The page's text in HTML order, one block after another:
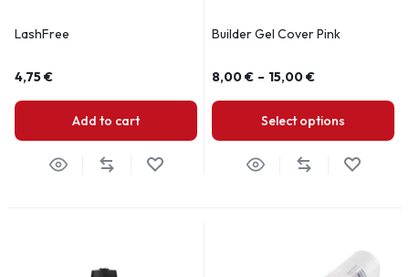
LashFree
4,75€
Add to cart
Builder Gel Cover Pink
8,00€ – 15,00€
Select options